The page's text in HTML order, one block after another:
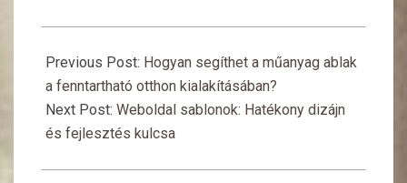
10-
30
Previous Post: Hogyan segíthet a műanyag ablak
a fenntartható otthon kialakításában?
Next Post: Weboldal sablonok: Hatékony dizájn
és fejlesztés kulcsa